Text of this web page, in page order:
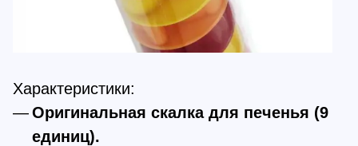
Характеристики:
Оригинальная скалка для печенья (9
единиц).